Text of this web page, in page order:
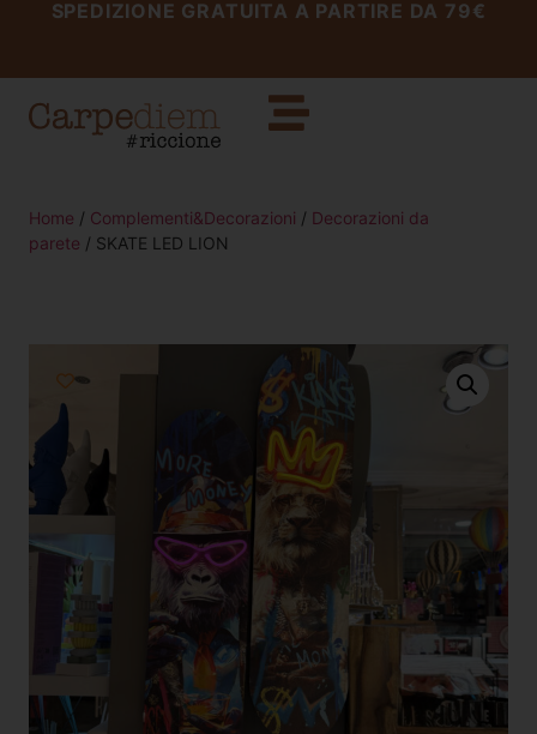
SPEDIZIONE GRATUITA A PARTIRE DA 79€
Home / Complementi&Decorazioni / Decorazioni da
parete / SKATE LED LION